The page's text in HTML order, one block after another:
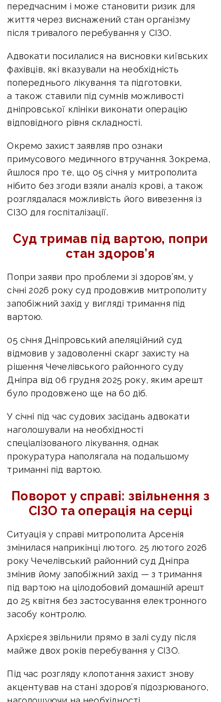
передчасним і може становити ризик для
життя через виснажений стан організму
після тривалого перебування у СІЗО.
Адвокати посилалися на висновки київських
фахівців, які вказували на необхідність
попереднього лікування та підготовки,
а також ставили під сумнів можливості
дніпровської клініки виконати операцію
відповідного рівня складності.
Окремо захист заявляв про ознаки
примусового медичного втручання. Зокрема,
йшлося про те, що 05 січня у митрополита
нібито без згоди взяли аналіз крові, а також
розглядалася можливість його вивезення із
СІЗО для госпіталізації.
Суд тримав під вартою, попри
стан здоров’я
Попри заяви про проблеми зі здоров’ям, у
січні 2026 року суд продовжив митрополиту
запобіжний захід у вигляді тримання під
вартою.
05 січня Дніпровський апеляційний суд
відмовив у задоволенні скарг захисту на
рішення Чечелівського районного суду
Дніпра від 06 грудня 2025 року, яким арешт
було продовжено ще на 60 діб.
У січні під час судових засідань адвокати
наголошували на необхідності
спеціалізованого лікування, однак
прокуратура наполягала на подальшому
триманні під вартою.
Поворот у справі: звільнення з
СІЗО та операція на серці
Ситуація у справі митрополита Арсенія
змінилася наприкінці лютого. 25 лютого 2026
року Чечелівський районний суд Дніпра
змінив йому запобіжний захід — з тримання
під вартою на цілодобовий домашній арешт
до 25 квітня без застосування електронного
засобу контролю.
Архієрея звільнили прямо в залі суду після
майже двох років перебування у СІЗО.
Під час розгляду клопотання захист знову
акцентував на стані здоров’я підозрюваного,